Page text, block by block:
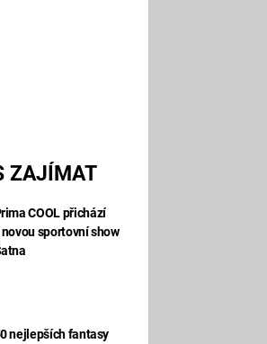
ZAJÍMAT
COOL přichází
novou sportovní show
nejlepších fantasy